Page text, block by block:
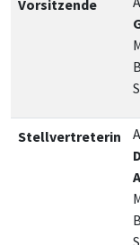
Vorsitzende
Stellvertreterin